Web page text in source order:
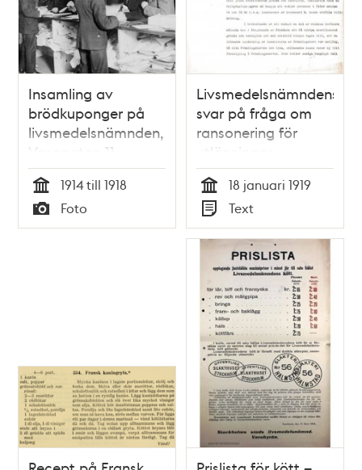
Insamling av
brödkuponger på
livsmedelsnämnden,
Vasagatan 11
Tid
1914 till 1918
Typ
Foto
Livsmedelsnämndens
svar på fråga om
ransonering för
utlänningar
Tid
18 januari 1919
Typ
Text